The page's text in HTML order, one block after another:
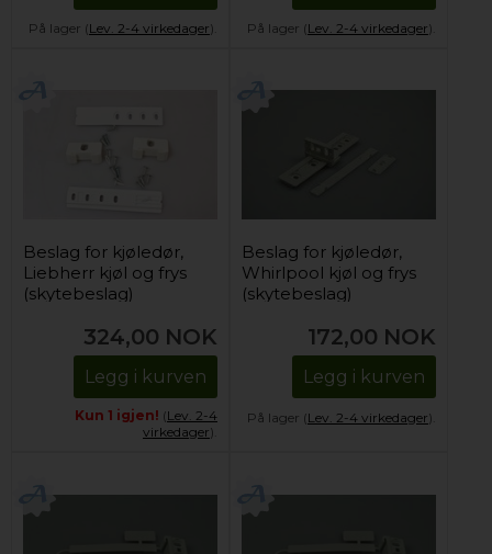
På lager (Lev. 2-4 virkedager). På lager (Lev. 2-4 virkedager).
Beslag for kjøledør,
Liebherr kjøl og frys
(skytebeslag)
324,00 NOK
Legg i kurven
Kun 1 igjen! (Lev. 2-4
virkedager).
Beslag for kjøledør,
Whirlpool kjøl og frys
(skytebeslag)
172,00 NOK
Legg i kurven
På lager (Lev. 2-4 virkedager).